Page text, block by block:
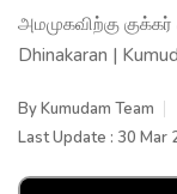
அமமுகவிற்கு
Dhinakaran |
ByKumudam Team
Last Update : 30 Mar